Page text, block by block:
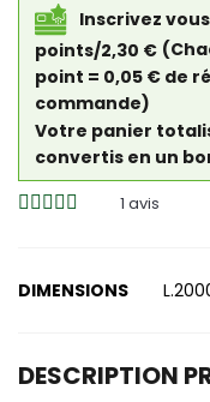
Inscrivez
points/2,30 €
point = 0,05 € de
commande)
Votre panier
convertis en un
1 avis
DIMENSIONS
DESCRIPTION